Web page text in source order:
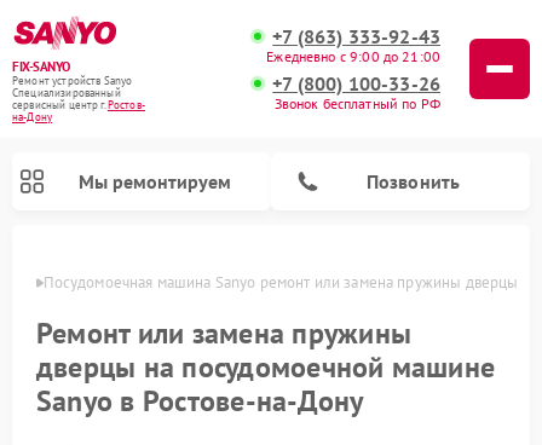
FIX-SANYO
Ремонт устройств Sanyo
Специализированный
cервисный центр г.Ростов-
на-Дону
+7 (863) 333-92-43
Ежедневно с 9:00 до 21:00
+7 (800) 100-33-26
Звонок бесплатный по РФ
Мы ремонтируем Позвонить
Посудомоечная машина Sanyo ремонт или замена пружины дверцы
Ремонт или замена пружины
дверцы на посудомоечной машине
Sanyo в Ростове-на-Дону